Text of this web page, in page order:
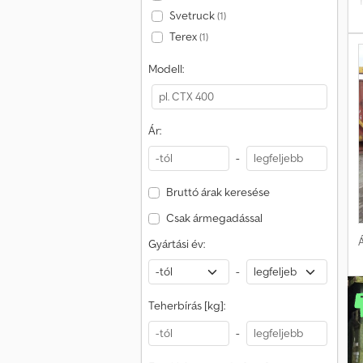
Svetruck(1)
Terex(1)
Modell:
Ár:
-
Bruttó árak keresése
Csak ármegadással
Gyártási év:
-
Teherbírás [kg]:
-